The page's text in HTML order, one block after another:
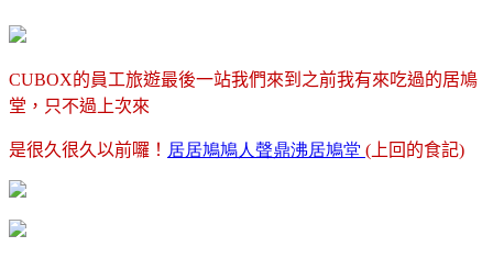
CUBOX的員工旅遊最後一站我們來到之前我有來吃過的居鳩
堂，只不過上次來
是很久很久以前囉！ 居居鳩鳩人聲鼎沸居鳩堂 (上回的食記)